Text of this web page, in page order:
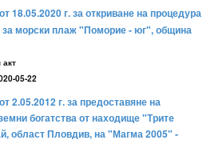
г. за откриване на процедура
за морски плаж "Поморие - юг", община
акт
05-22
2.05.2012 г. за предоставяне на
богатства от находище "Трите
област Пловдив, на "Магма 2005" -